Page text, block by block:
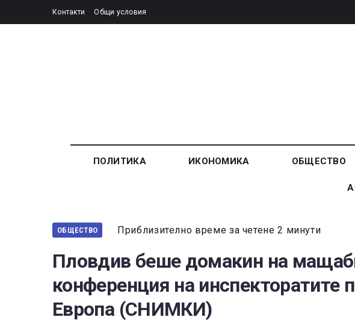
Контакти Общи условия
ПОЛИТИКА ИКОНОМИКА ОБЩЕСТВО
ОБЩЕСТВО Приблизително време за четене 2 минути
Пловдив беше домакин на
конференция на инспекторатите
Европа (СНИМКИ)